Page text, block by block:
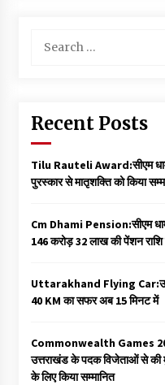
for:
Recent Posts
Tilu Rauteli Award:सीएम
पुरस्कार से मातृशक्ति को किया
Cm Dhami Pension:सीएम धामी
146 करोड़ 32 लाख की पेंशन राशि
Uttarakhand Flying
40 KM का सफर अब 15 मिनट में
Commonwealth Games
उत्तराखंड के पदक विजेताओं से की
के लिए किया सम्मानित